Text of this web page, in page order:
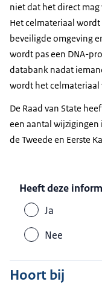
niet dat het direct
Het celmateriaal
beveiligde omgeving
wordt pas een DNA-
databank nadat
wordt het celmateriaal
De Raad van State
een aantal
de Tweede en Eerste
Heeft deze
Ja
Nee
Hoort bij